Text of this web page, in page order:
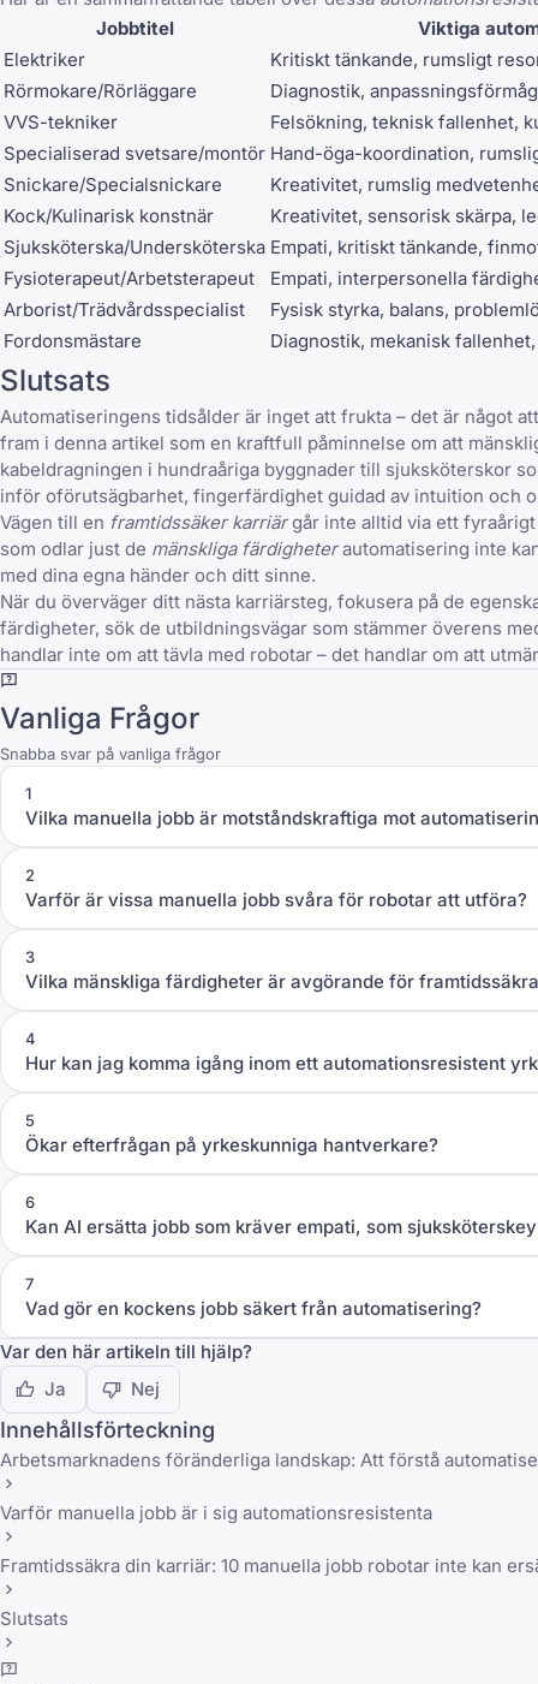
Jobbtitel
Viktiga
Elektriker
Kritiskt tänkande, rumsligt
Rörmokare/Rörläggare
Diagnostik,
VVS-tekniker
Felsökning, teknisk fallenhet,
Specialiserad svetsare/montör Hand-öga-koordination,
Snickare/Specialsnickare
Kreativitet, rumslig
Kock/Kulinarisk konstnär
Kreativitet, sensorisk skärpa,
Sjuksköterska/Undersköterska Empati, kritiskt tänkande,
Fysioterapeut/Arbetsterapeut
Empati, interpersonella
Arborist/Trädvårdsspecialist
Fysisk styrka, balans,
Fordonsmästare
Diagnostik, mekanisk
Slutsats
Automatiseringens tidsålder är inget att frukta – det är något
fram i denna artikel som en kraftfull påminnelse om att
kabeldragningen i hundraåriga byggnader till sjuksköterskor
inför oförutsägbarhet, fingerfärdighet guidad av intuition och
Vägen till en framtidssäker karriärgår inte alltid via ett
som odlar just de mänskliga färdigheterautomatisering inte
med dina egna händer och ditt sinne.
När du överväger ditt nästa karriärsteg, fokusera på de
färdigheter, sök de utbildningsvägar som stämmer överens
handlar inte om att tävla med robotar – det handlar om att
Vanliga Frågor
Snabba svar på vanliga frågor
1
Vilka manuella jobb är motståndskraftiga mot
2
Varför är vissa manuella jobb svåra för robotar att utföra?
3
Vilka mänskliga färdigheter är avgörande för
4
Hur kan jag komma igång inom ett automationsresistent
5
Ökar efterfrågan på yrkeskunniga hantverkare?
6
Kan AI ersätta jobb som kräver empati, som
7
Vad gör en kockens jobb säkert från automatisering?
Var den här artikeln till hjälp?
Ja
Nej
Innehållsförteckning
Arbetsmarknadens föränderliga landskap: Att förstå
Varför manuella jobb är i sig automationsresistenta
Framtidssäkra din karriär: 10 manuella jobb robotar inte kan
Slutsats